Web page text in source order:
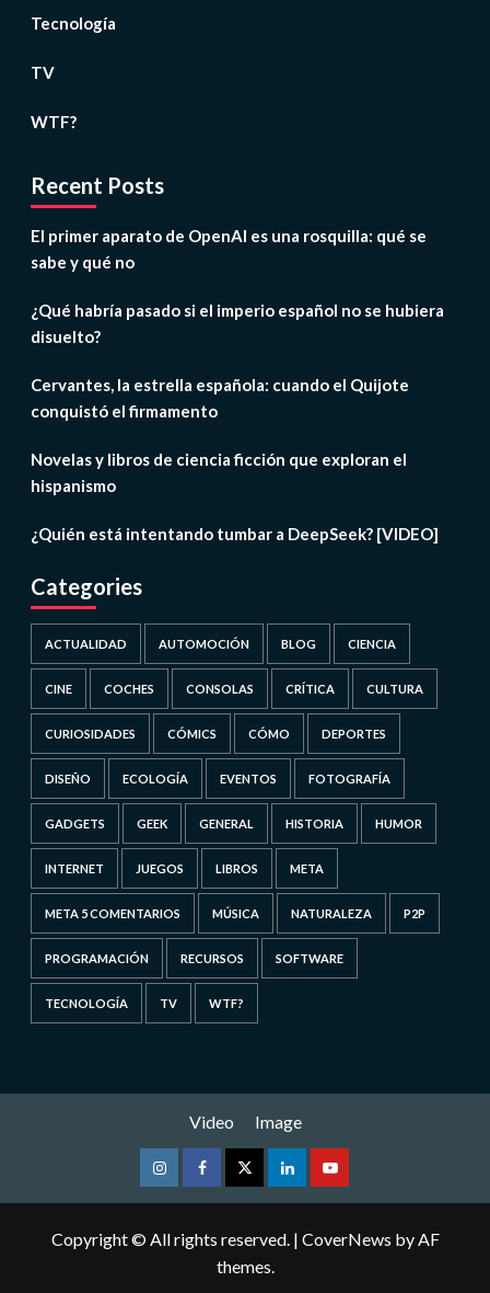
Tecnología
TV
WTF?
Recent Posts
El primer aparato de OpenAI es una rosquilla: qué se
sabe y qué no
¿Qué habría pasado si el imperio español no se hubiera
disuelto?
Cervantes, la estrella española: cuando el Quijote
conquistó el firmamento
Novelas y libros de ciencia ficción que exploran el
hispanismo
¿Quién está intentando tumbar a DeepSeek? [VIDEO]
Categories
ACTUALIDAD AUTOMOCIÓN BLOG CIENCIA
CINE COCHES CONSOLAS CRÍTICA CULTURA
CURIOSIDADES CÓMICS CÓMO DEPORTES
DISEÑO ECOLOGÍA EVENTOS FOTOGRAFÍA
GADGETS GEEK GENERAL HISTORIA HUMOR
INTERNET JUEGOS LIBROS META
META 5 COMENTARIOS MÚSICA NATURALEZA P2P
PROGRAMACIÓN RECURSOS SOFTWARE
TECNOLOGÍA TV WTF?
Video Image
InstagramFacebookTwitterLinkedinYoutube
Copyright © All rights reserved. | CoverNews by AF
themes.